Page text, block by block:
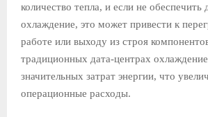
количество тепла, и если не обеспечить
охлаждение, это может привести к
работе или выходу из строя
традиционных дата-центрах
значительных затрат энергии, что
операционные расходы.